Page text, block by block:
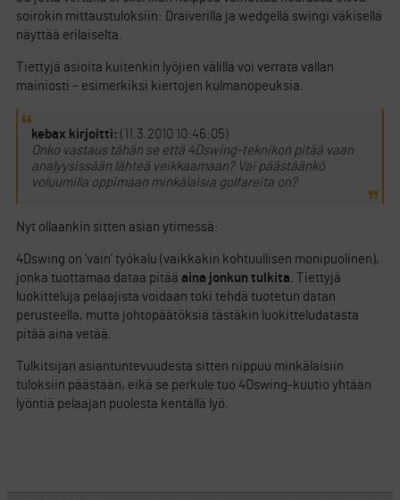
soirokin mittaustuloksiin: Draiverilla ja wedgellä swingi väkisellä
näyttää erilaiselta.
Tiettyjä asioita kuitenkin lyöjien välillä voi verrata vallan
mainiosti – esimerkiksi kiertojen kulmanopeuksia.
kebax kirjoitti: (11.3.2010 10:46:05)
Onko vastaus tähän se että 4Dswing-teknikon pitää vaan
analyysissään lähteä veikkaamaan? Vai päästäänkö
voluumilla oppimaan minkälaisia golfareita on?
Nyt ollaankin sitten asian ytimessä:
4Dswing on ’vain’ työkalu (vaikkakin kohtuullisen monipuolinen),
jonka tuottamaa dataa pitää aina jonkun tulkita. Tiettyjä
luokitteluja pelaajista voidaan toki tehdä tuotetun datan
perusteella, mutta johtopäätöksiä tästäkin luokitteludatasta
pitää aina vetää.
Tulkitsijan asiantuntevuudesta sitten riippuu minkälaisiin
tuloksiin päästään, eikä se perkule tuo 4Dswing-kuutio yhtään
lyöntiä pelaajan puolesta kentällä lyö.